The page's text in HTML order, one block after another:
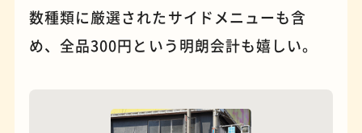
占い 蕎麦
数種類に厳選されたサイドメニューも含
め、全品300円という明朗会計も嬉しい。